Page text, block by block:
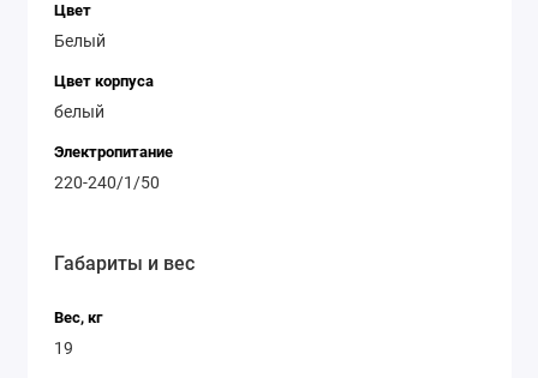
Цвет
Белый
Цвет корпуса
белый
Электропитание
220-240/1/50
Габариты и вес
Вес, кг
19